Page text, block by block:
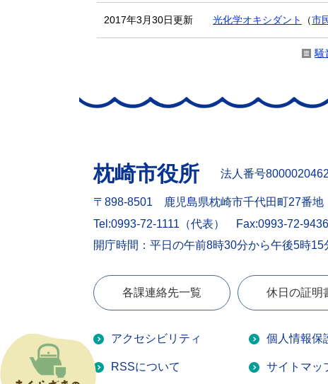
2017年3月30日更新 光化学オキシダント （市
騒
枕崎市役所 法人番号
〒898-8501 鹿児島県枕崎市千代田町27番地
Tel:0993-72-1111（代表）
Fax:0993-72-9436
開庁時間：平日の午前8時30分から午後5時
各課連絡先一覧 休日の証明
アクセシビリティ 個人情報保
RSSについて サイトマッ